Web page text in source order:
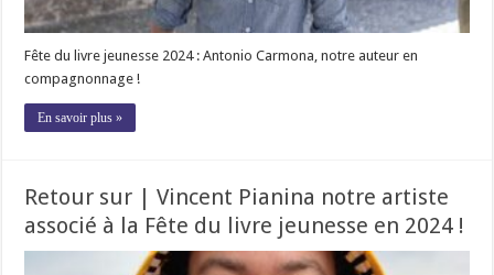
Fête du livre jeunesse 2024 : Antonio Carmona, notre auteur en
compagnonnage !
En savoir plus »
Retour sur | Vincent Pianina notre artiste
associé à la Fête du livre jeunesse en 2024 !